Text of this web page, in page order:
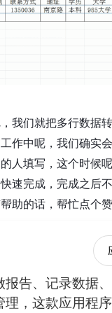
我们就把多行数据
作中呢，我们确实
人填写，这个时候
速完成，完成之后
助的话，帮忙点个
告、记录数据、
理，这款应用程